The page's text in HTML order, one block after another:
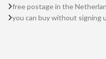
free postage in the
you can buy without signing